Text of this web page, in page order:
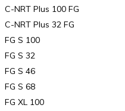
C-NRT Plus 100 FG
C-NRT Plus 32 FG
FG S 100
FG S 32
FG S 46
FG S 68
FG XL 100